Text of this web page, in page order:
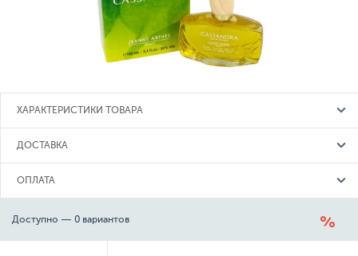
ХАРАКТЕРИСТИКИ ТОВАРА
ДОСТАВКА
ОПЛАТА
Доступно — 0 вариантов